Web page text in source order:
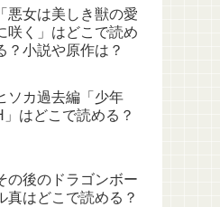
「悪女は美しき獣の愛
咲く」はどこで読め
？小説や原作は？
ソカ過去編「少年
」はどこで読める？
の後のドラゴンボー
真はどこで読める？